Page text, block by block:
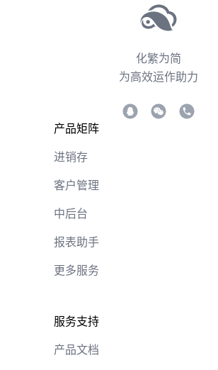
化繁为简
为高效运作助力
产品矩阵
进销存
客户管理
中后台
报表助手
更多服务
服务支持
产品文档